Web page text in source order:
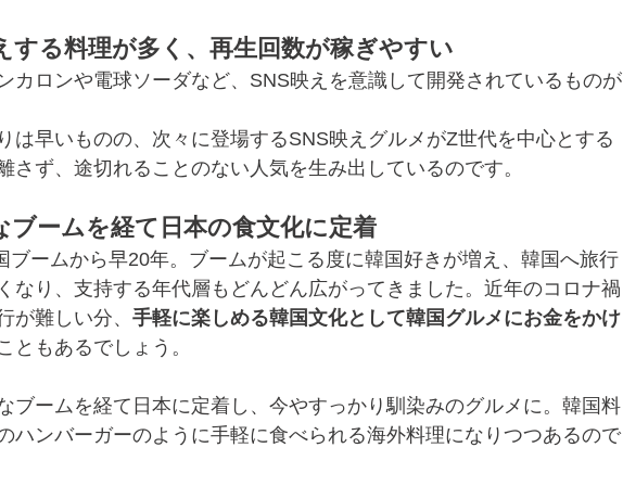
る料理が多く、再生回数が稼ぎやすい
カロンや電球ソーダなど、SNS映えを意識して開発されているものが
は早いものの、次々に登場するSNS映えグルメがZ世代を中心とする
さず、途切れることのない人気を生み出しているのです。
ブームを経て日本の食文化に定着
ブームから早20年。ブームが起こる度に韓国好きが増え、韓国へ旅行
なり、支持する年代層もどんどん広がってきました。近年のコロナ禍
が難しい分、 手軽に楽しめる韓国文化として韓国グルメにお金をかけ
ともあるでしょう。
ブームを経て日本に定着し、今やすっかり馴染みのグルメに。韓国料
ハンバーガーのように手軽に食べられる海外料理になりつつあるので